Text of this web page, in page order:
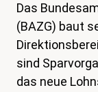
Agenda
magazin
Shop
Das
(BAZG) baut
sind
das neue